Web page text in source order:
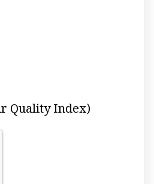
Quality Index)